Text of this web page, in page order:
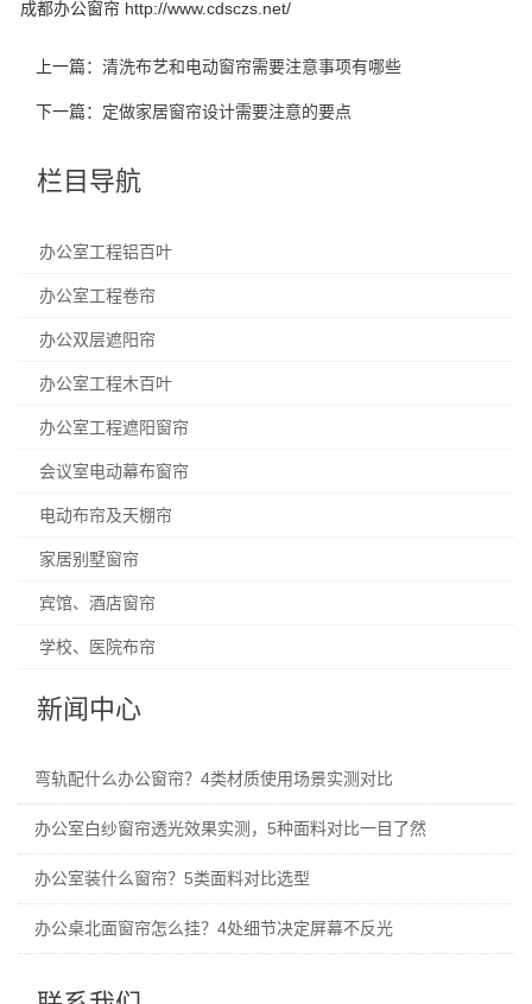
成都办公窗帘 http://www.cdsczs.net/
上一篇： 清洗布艺和电动窗帘需要注意事项有哪些
下一篇： 定做家居窗帘设计需要注意的要点
栏目导航
办公室工程铝百叶
办公室工程卷帘
办公双层遮阳帘
办公室工程木百叶
办公室工程遮阳窗帘
会议室电动幕布窗帘
电动布帘及天棚帘
家居别墅窗帘
宾馆、酒店窗帘
学校、医院布帘
新闻中心
弯轨配什么办公窗帘？4类材质使用场景实测对比
办公室白纱窗帘透光效果实测，5种面料对比一目了然
办公室装什么窗帘？5类面料对比选型
办公桌北面窗帘怎么挂？4处细节决定屏幕不反光